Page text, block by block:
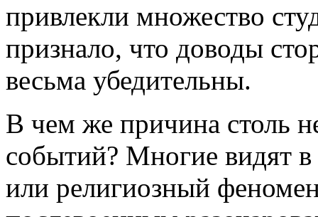
привлекли множество
признало, что доводы
весьма убедительны.
В чем же причина столь
событий? Многие видят
или религиозный